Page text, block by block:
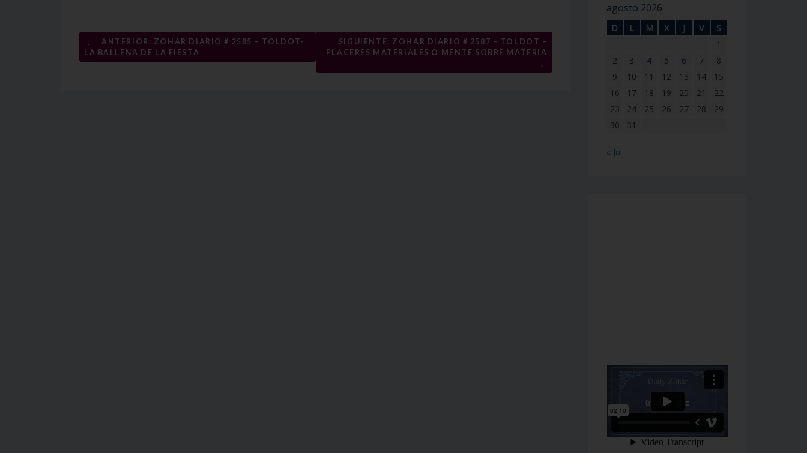
Navegación
de
←
ANTERIOR: ZOHAR DIARIO # 2585 – TOLDOT-
LA BALLENA DE LA FIESTA
SIGUIENTE: ZOHAR DIARIO # 2587 – TOLDOT –
PLACERES MATERIALES O MENTE SOBRE MATERIA
→
agosto 2026
D L M X J V
S
1
2
3 4 5 6 7
8
9
10 11 12 13 14
15
16
17 18 19 20 21
22
23
24 25 26 27 28
29
30
31
« Jul